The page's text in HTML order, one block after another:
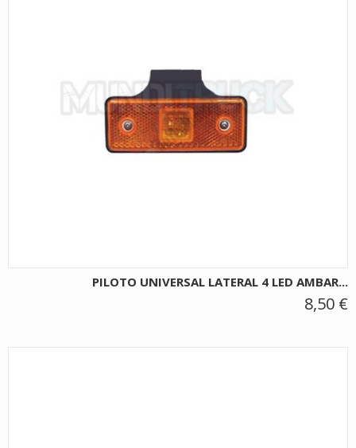
PILOTO UNIVERSAL LATERAL 4 LED AMBAR...
8,50 €